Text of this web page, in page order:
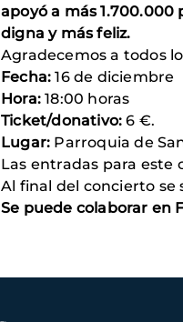
apoyó a más 1.700.000
digna y más feliz.
Agradecemos a todos
Fecha:16 de diciembre
Hora:18:00 horas
Ticket/donativo: 6 €.
Lugar: Parroquia de
Las entradas para
Al final del concierto se
Se puede colaborar en